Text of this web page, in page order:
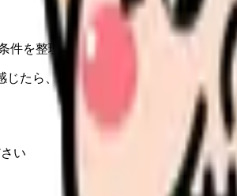
件を整理して、求人を見比べられます。
じたら、求人票の条件と応募前に確認
い